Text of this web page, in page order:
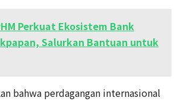
Perkuat Ekosistem Bank
Salurkan Bantuan untuk
bahwa perdagangan internasional